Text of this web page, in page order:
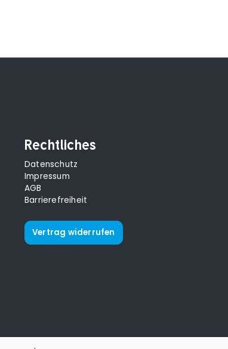
Rechtliches
Datenschutz
Impressum
AGB
Barrierefreiheit
Vertrag widerrufen